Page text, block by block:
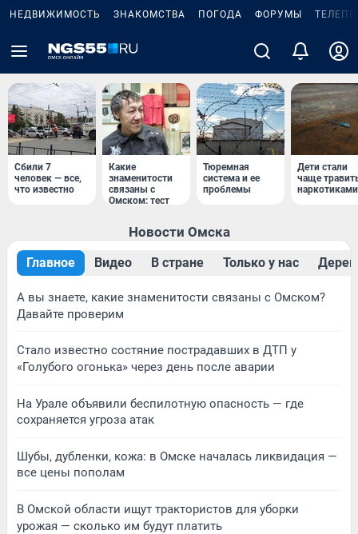
НЕДВИЖИМОСТЬ ЗНАКОМСТВА ПОГОДА ФОРУМЫ
Сбили 7
человек — все,
что известно
Какие
знаменитости
связаны с
Омском: тест
Тюремная
система и ее
проблемы
Дети стали
чаще
наркотиками
Новости Омска
Главное Видео В стране Только у нас
А вы знаете, какие знаменитости связаны с Омском?
Давайте проверим
Стало известно состяние пострадавших в ДТП у
«Голубого огонька» через день после аварии
На Урале объявили беспилотную опасность — где
сохраняется угроза атак
Шубы, дубленки, кожа: в Омске началась ликвидация —
все цены пополам
В Омской области ищут трактористов для уборки
урожая — сколько им будут платить